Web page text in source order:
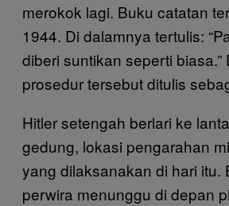
merokok lagi. Buku catatan
1944. Di dalamnya tertulis:
diberi suntikan seperti
prosedur tersebut ditulis
Hitler setengah berlari ke
gedung, lokasi pengarahan
yang dilaksanakan di hari itu.
perwira menunggu di depan